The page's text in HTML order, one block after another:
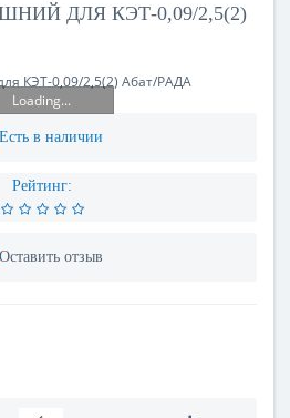
ДЛЯ КЭТ-0,09/2,5(2)
Loading...
Есть в наличии
Рейтинг:
Оставить отзыв